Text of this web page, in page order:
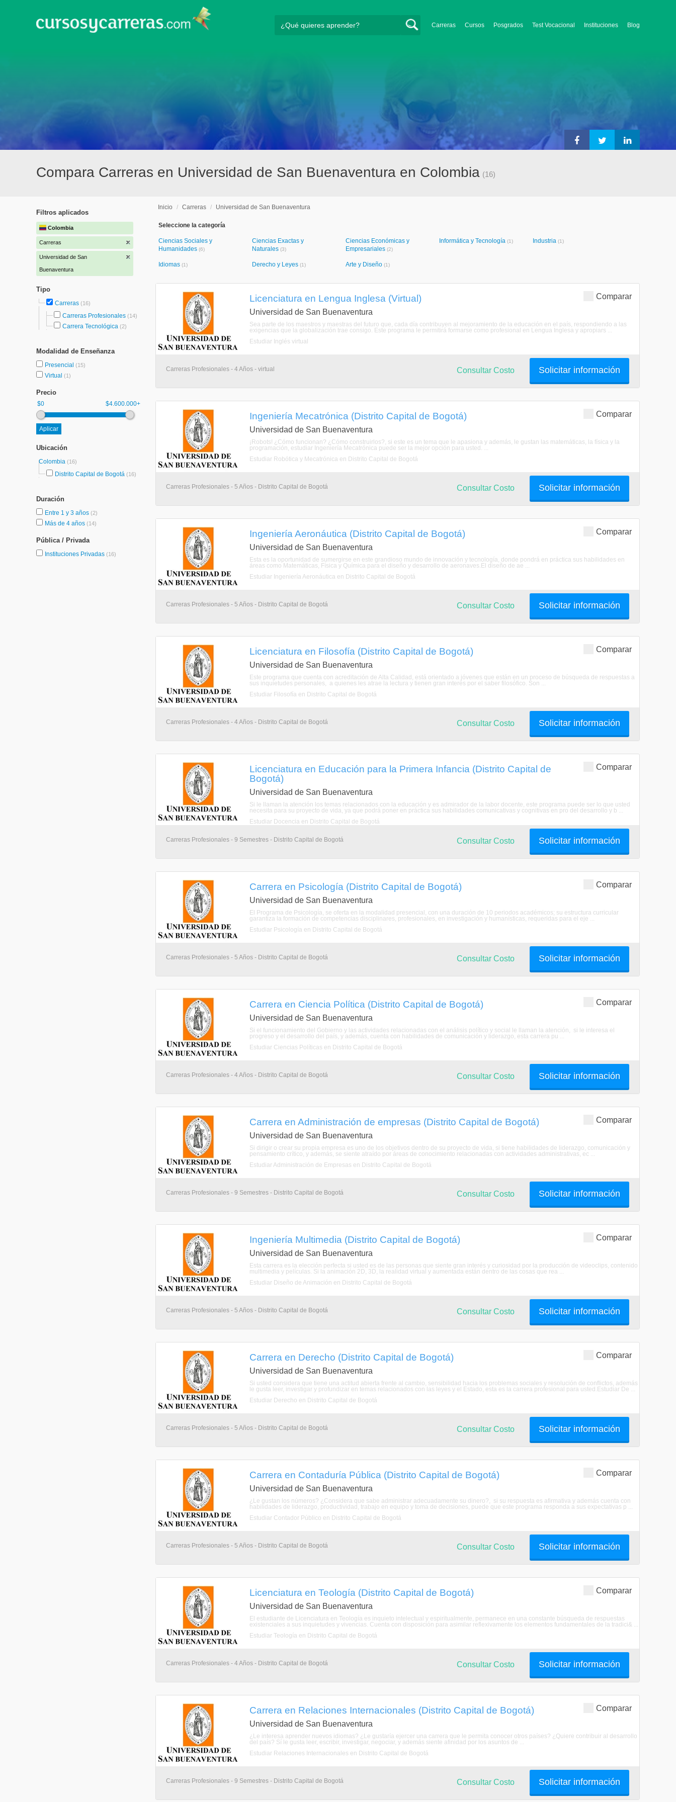
Carreras Cursos Posgrados Test Vocacional Instituciones Blog
Compara Carreras en Universidad de San Buenaventura en Colombia (16)
Filtros aplicados
Colombia
Carreras
Universidad de San
Buenaventura
Tipo
Carreras (16)
Carreras Profesionales (14)
Carrera Tecnológica (2)
Modalidad de Enseñanza
Presencial (15)
Virtual (1)
Precio
$0 $4.600.000+
Ubicación
Colombia (16)
Distrito Capital de Bogotá (16)
Duración
Entre 1 y 3 años (2)
Más de 4 años (14)
Pública / Privada
Instituciones Privadas (16)
Inicio / Carreras / Universidad de San Buenaventura
Seleccione la categoría
Ciencias Sociales y
Humanidades (6)
Ciencias Exactas y
Naturales (3)
Ciencias Económicas y
Empresariales (2)
Informática y Tecnología (1) Industria (1)
Idiomas (1) Derecho y Leyes (1) Arte y Diseño (1)
Comparar
Licenciatura en Lengua Inglesa (Virtual)
Universidad de San Buenaventura
Sea parte de los maestros y maestras del futuro que, cada día contribuyen al mejoramiento de la educación en el país, respondiendo a las
exigencias que la globalización trae consigo. Este programa le permitirá formarse como profesional en Lengua Inglesa y apropiars ...
Estudiar Inglés virtual
Carreras Profesionales - 4 Años - virtual Solicitar información
Consultar Costo
Comparar
Ingeniería Mecatrónica (Distrito Capital de Bogotá)
Universidad de San Buenaventura
¡Robots! ¿Cómo funcionan? ¿Cómo construirlos?, si este es un tema que le apasiona y además, le gustan las matemáticas, la física y la
programación, estudiar Ingeniería Mecatrónica puede ser la mejor opción para usted. ...
Estudiar Robótica y Mecatrónica en Distrito Capital de Bogotá
Carreras Profesionales - 5 Años - Distrito Capital de Bogotá Solicitar información
Consultar Costo
Comparar
Ingeniería Aeronáutica (Distrito Capital de Bogotá)
Universidad de San Buenaventura
Esta es la oportunidad de sumergirse en este grandioso mundo de innovación y tecnología, donde pondrá en práctica sus habilidades en
áreas como Matemáticas, Física y Química para el diseño y desarrollo de aeronaves.El diseño de ae ...
Estudiar Ingeniería Aeronáutica en Distrito Capital de Bogotá
Carreras Profesionales - 5 Años - Distrito Capital de Bogotá Solicitar información
Consultar Costo
Comparar
Licenciatura en Filosofía (Distrito Capital de Bogotá)
Universidad de San Buenaventura
Este programa que cuenta con acreditación de Alta Calidad, está orientado a jóvenes que están en un proceso de búsqueda de respuestas a
sus inquietudes personales, a quienes les atrae la lectura y tienen gran interés por el saber filosófico. Son ...
Estudiar Filosofía en Distrito Capital de Bogotá
Carreras Profesionales - 4 Años - Distrito Capital de Bogotá Solicitar información
Consultar Costo
Comparar
Licenciatura en Educación para la Primera Infancia (Distrito Capital de
Bogotá)
Universidad de San Buenaventura
Si le llaman la atención los temas relacionados con la educación y es admirador de la labor docente, este programa puede ser lo que usted
necesita para su proyecto de vida, ya que podrá poner en práctica sus habilidades comunicativas y cognitivas en pro del desarrollo y b ...
Estudiar Docencia en Distrito Capital de Bogotá
Carreras Profesionales - 9 Semestres - Distrito Capital de Bogotá Solicitar información
Consultar Costo
Comparar
Carrera en Psicología (Distrito Capital de Bogotá)
Universidad de San Buenaventura
El Programa de Psicología, se oferta en la modalidad presencial, con una duración de 10 periodos académicos; su estructura curricular
garantiza la formación de competencias disciplinares, profesionales, en investigación y humanísticas, requeridas para el eje ...
Estudiar Psicología en Distrito Capital de Bogotá
Carreras Profesionales - 5 Años - Distrito Capital de Bogotá Solicitar información
Consultar Costo
Comparar
Carrera en Ciencia Política (Distrito Capital de Bogotá)
Universidad de San Buenaventura
Si el funcionamiento del Gobierno y las actividades relacionadas con el análisis político y social le llaman la atención, si le interesa el
progreso y el desarrollo del país, y además, cuenta con habilidades de comunicación y liderazgo, esta carrera pu ...
Estudiar Ciencias Políticas en Distrito Capital de Bogotá
Carreras Profesionales - 4 Años - Distrito Capital de Bogotá Solicitar información
Consultar Costo
Comparar
Carrera en Administración de empresas (Distrito Capital de Bogotá)
Universidad de San Buenaventura
Si dirigir o crear su propia empresa es uno de los objetivos dentro de su proyecto de vida, si tiene habilidades de liderazgo, comunicación y
pensamiento crítico, y además, se siente atraído por áreas de conocimiento relacionadas con actividades administrativas, ec ...
Estudiar Administración de Empresas en Distrito Capital de Bogotá
Carreras Profesionales - 9 Semestres - Distrito Capital de Bogotá Solicitar información
Consultar Costo
Comparar
Ingeniería Multimedia (Distrito Capital de Bogotá)
Universidad de San Buenaventura
Esta carrera es la elección perfecta si usted es de las personas que siente gran interés y curiosidad por la producción de videoclips, contenido
multimedia y películas. Si la animación 2D, 3D, la realidad virtual y aumentada están dentro de las cosas que rea ...
Estudiar Diseño de Animación en Distrito Capital de Bogotá
Carreras Profesionales - 5 Años - Distrito Capital de Bogotá Solicitar información
Consultar Costo
Comparar
Carrera en Derecho (Distrito Capital de Bogotá)
Universidad de San Buenaventura
Si usted considera que tiene una actitud abierta frente al cambio, sensibilidad hacia los problemas sociales y resolución de conflictos, además
le gusta leer, investigar y profundizar en temas relacionados con las leyes y el Estado, esta es la carrera profesional para usted.Estudiar De ...
Estudiar Derecho en Distrito Capital de Bogotá
Carreras Profesionales - 5 Años - Distrito Capital de Bogotá Solicitar información
Consultar Costo
Comparar
Carrera en Contaduría Pública (Distrito Capital de Bogotá)
Universidad de San Buenaventura
¿Le gustan los números? ¿Considera que sabe administrar adecuadamente su dinero?, si su respuesta es afirmativa y además cuenta con
habilidades de liderazgo, productividad, trabajo en equipo y toma de decisiones, puede que este programa responda a sus expectativas p ...
Estudiar Contador Público en Distrito Capital de Bogotá
Carreras Profesionales - 5 Años - Distrito Capital de Bogotá Solicitar información
Consultar Costo
Comparar
Licenciatura en Teología (Distrito Capital de Bogotá)
Universidad de San Buenaventura
El estudiante de Licenciatura en Teología es inquieto intelectual y espiritualmente, permanece en una constante búsqueda de respuestas
existenciales a sus inquietudes y vivencias. Cuenta con disposición para asimilar reflexivamente los elementos fundamentales de la tradici& ...
Estudiar Teología en Distrito Capital de Bogotá
Carreras Profesionales - 4 Años - Distrito Capital de Bogotá Solicitar información
Consultar Costo
Comparar
Carrera en Relaciones Internacionales (Distrito Capital de Bogotá)
Universidad de San Buenaventura
¿Le interesa aprender nuevos idiomas? ¿Le gustaría ejercer una carrera que le permita conocer otros países? ¿Quiere contribuir al desarrollo
del país? Sí le gusta leer, escribir, investigar, negociar, y además siente afinidad por los asuntos de ...
Estudiar Relaciones Internacionales en Distrito Capital de Bogotá
Carreras Profesionales - 9 Semestres - Distrito Capital de Bogotá Solicitar información
Consultar Costo